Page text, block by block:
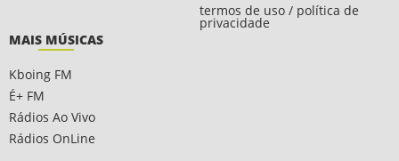
termos de uso / política de
privacidade
MAIS MÚSICAS
Kboing FM
É+ FM
Rádios Ao Vivo
Rádios OnLine